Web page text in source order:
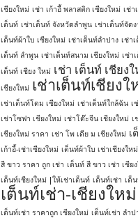
เชียงใหม่ เช่า เก้าอี้ พลาสติก เชียงใหม่ เช่า
เต็นท์ เช่าเต็นท์ จังหวัดลำพูน เช่าเต็นท์จัด
เต็นท์ผ้าใบ เชียงใหม่ เช่าเต็นท์ลำปาง เช่า
เต็นท์ ลําพูน เช่าเต็นท์สนาม เชียงใหม่ เช่า
เต็นท์ เชียง ใหม่ เช่า เต็นท์ เชียง
เชียงใหม่ เช่าเต็นท์เชียงใ
เช่าเต็นท์โดม เชียงใหม่ เช่าเต็นท์ใกล้ฉัน เ
เช่าโซฟา เชียงใหม่ เช่าโต๊ะจีน เชียงใหม่ เ
เชียงใหม่ ราคา เช่า โพ เดีย ม เชียงใหม่ เ
เก้าอี้-เช่าเชียงใหม่ เต็นท์ผ้าใบ เช่าเชียงใหม่
สี ขาว ราคา ถูก เช่า เต็นท์ สี ขาว เช่า เชีย
เต็นท์เชียงใหม่ |ให้เช่าเต็นท์ เต็นท์เช่า เต็
เต็นท์เช่า-เชียงใหม่
เต็นท์เช่า ราคาถูก เชียงใหม่ เต็นท์เช่า ลำป